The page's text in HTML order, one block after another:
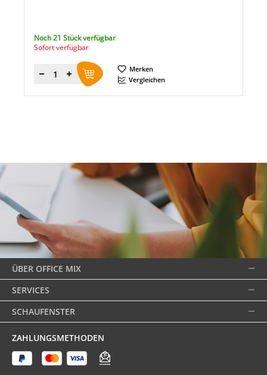
Noch 21 Stück verfügbar
Sofort verfügbar
Menge
Merken
Vergleichen
ÜBER OFFICE MIX
SERVICES
SCHAUFENSTER
ZAHLUNGSMETHODEN